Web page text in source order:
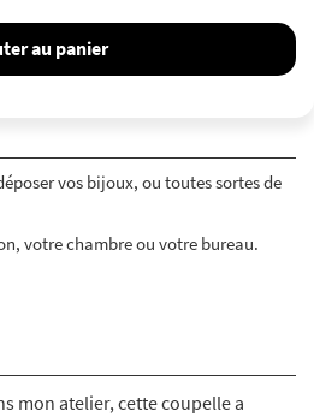
au panier
vos bijoux, ou toutes sortes de
votre chambre ou votre bureau.
mon atelier, cette coupelle a